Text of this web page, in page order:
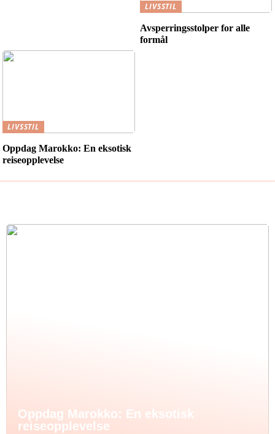
LIVSSTIL
Avsperringsstolper for alle
formål
LIVSSTIL
Oppdag Marokko: En eksotisk
reiseopplevelse
Oppdag Marokko: En eksotisk
reiseopplevelse